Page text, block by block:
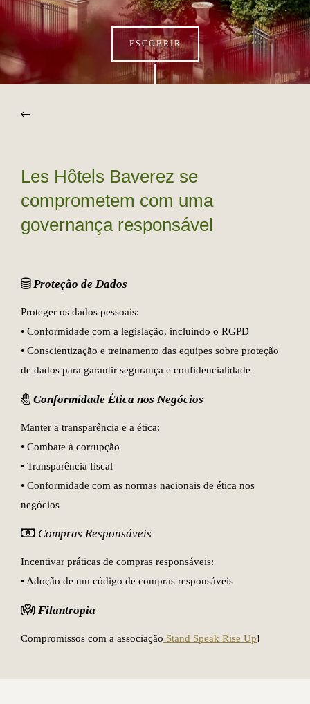
ESCOBRIR
Les Hôtels Baverez se
comprometem com uma
governança responsável
Proteção de Dados
Proteger os dados pessoais:
• Conformidade com a legislação, incluindo o RGPD
• Conscientização e treinamento das equipes sobre proteção
de dados para garantir segurança e confidencialidade
Conformidade Ética nos Negócios
Manter a transparência e a ética:
• Combate à corrupção
• Transparência fiscal
• Conformidade com as normas nacionais de ética nos
negócios
Compras Responsáveis
Incentivar práticas de compras responsáveis:
• Adoção de um código de compras responsáveis
Filantropia
Compromissos com a associação Stand Speak Rise Up!